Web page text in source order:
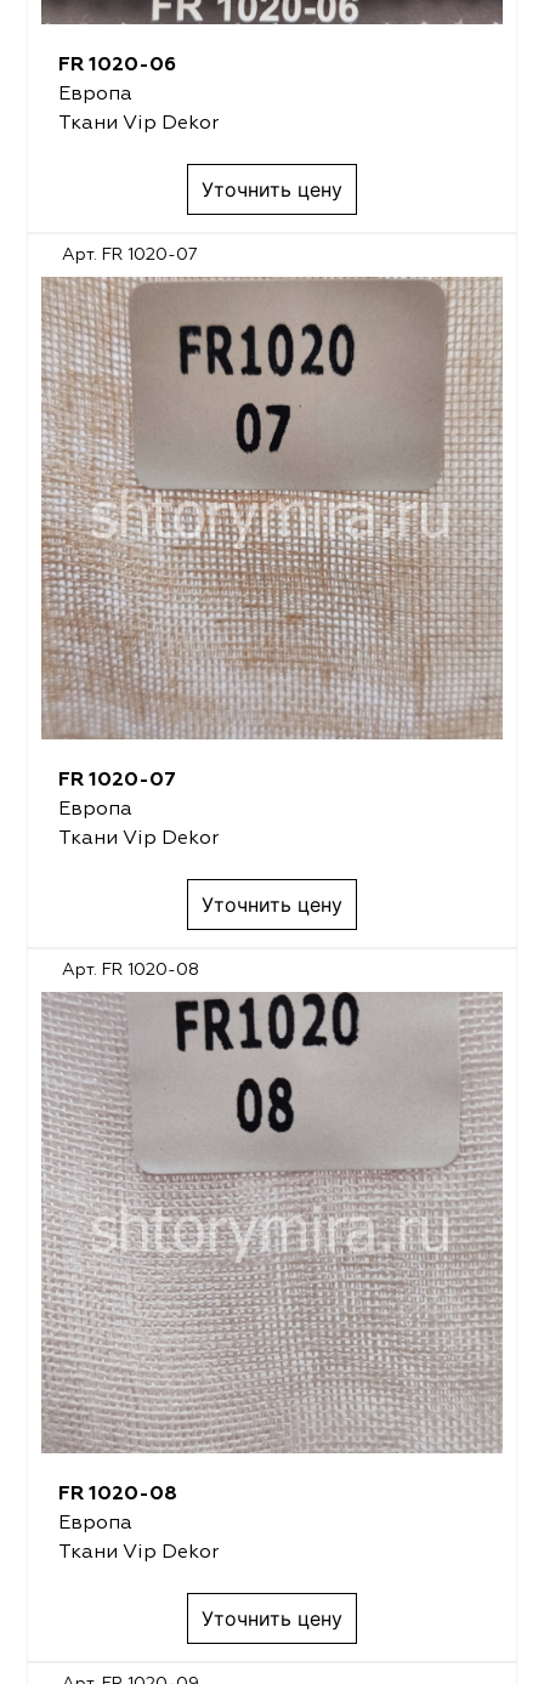
FR 1020-06
Европа
Ткани Vip Dekor
Уточнить цену
Арт. FR 1020-07
FR 1020-07
Европа
Ткани Vip Dekor
Уточнить цену
Арт. FR 1020-08
FR 1020-08
Европа
Ткани Vip Dekor
Уточнить цену